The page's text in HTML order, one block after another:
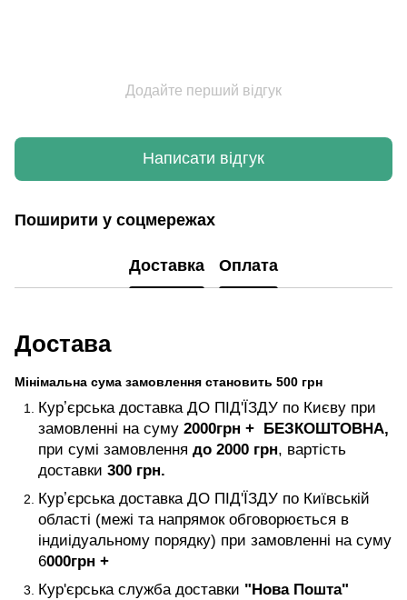
Додайте перший відгук
Написати відгук
Поширити у соцмережах
Доставка Оплата
Достава
Мінімальна сума замовлення становить 500 грн
Курʼєрська доставка ДО ПІД'ЇЗДУ по Києву при
замовленні на суму 2000грн + БЕЗКОШТОВНА,
при сумі замовлення до 2000 грн, вартість
доставки 300 грн.
Курʼєрська доставка ДО ПІД'ЇЗДУ по Київській
області (межі та напрямок обговорюється в
індиідуальному порядку) при замовленні на суму
6000грн +
Кур'єрська служба доставки "Нова Пошта"